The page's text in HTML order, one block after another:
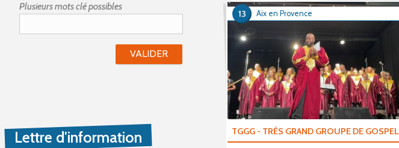
Plusieurs mots clé possibles
TGGG - TRÈS GRAND GROUPE DE GOSPEL
Aix en Provence
13
Lettre d'information